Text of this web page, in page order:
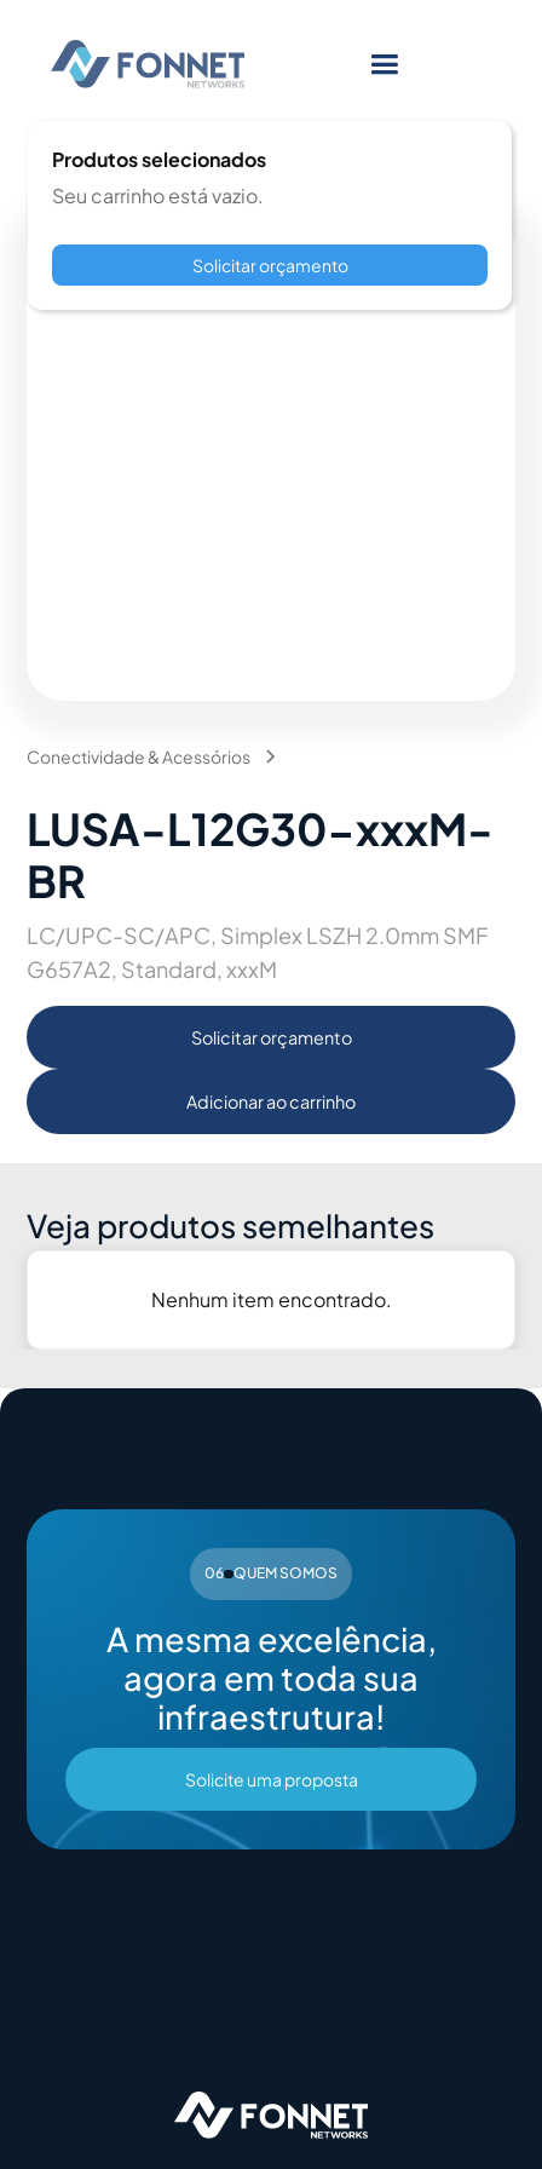
Conectividade & Acessórios
LUSA-L12G30-xxxM-
BR
LC/UPC-SC/APC, Simplex LSZH 2.0mm SMF
G657A2, Standard, xxxM
Solicitar orçamento
Adicionar ao carrinho
Veja produtos semelhantes
Nenhum item encontrado.
06 QUEM SOMOS
A mesma excelência,
agora em toda sua
infraestrutura!
Solicite uma proposta
Produtos selecionados
Seu carrinho está vazio.
Solicitar orçamento